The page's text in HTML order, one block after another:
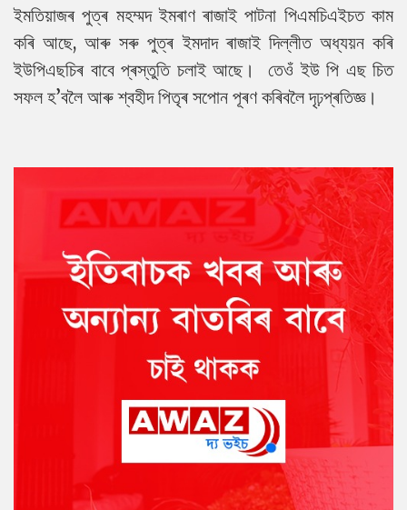
ইমতিয়াজৰ পুত্ৰ মহম্মদ ইমৰাণ ৰাজাই পাটনা পিএমচিএইচত কাম
কৰি আছে, আৰু সৰু পুত্ৰ ইমদাদ ৰাজাই দিল্লীত অধ্যয়ন কৰি
ইউপিএছচিৰ বাবে প্ৰস্তুতি চলাই আছে। তেওঁ ইউ পি এছ চিত
সফল হ’বলৈ আৰু শ্বহীদ পিতৃৰ সপোন পূৰণ কৰিবলৈ দৃঢ়প্ৰতিজ্ঞ।